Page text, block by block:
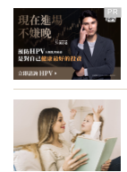
PR